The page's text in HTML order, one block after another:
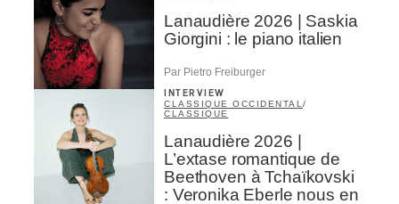
Lanaudière 2026 | Saskia
Giorgini : le piano italien
Par Pietro Freiburger
INTERVIEW
CLASSIQUE OCCIDENTAL/
CLASSIQUE
Lanaudière 2026 |
L’extase romantique de
Beethoven à Tchaïkovski
: Veronika Eberle nous en